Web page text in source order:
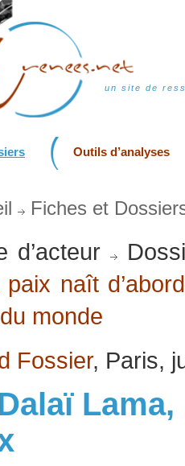
un site de
Outils d’analyses
Fiches et
d’acteur
naît
monde
Fossier, Paris,